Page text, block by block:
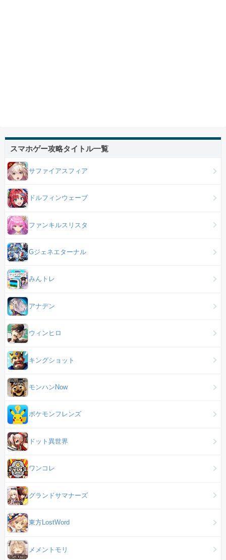
スマホゲー攻略タイトル一覧
サファイアスフィア
ドルフィンウェーブ
ファンキルスリスタ
Gジェネエターナル
みんトレ
アナデン
ウィンヒロ
キングショット
モンハンNow
ポケモンフレンズ
ドット異世界
ワンコレ
グランドサマナーズ
東方LostWord
メメントモリ